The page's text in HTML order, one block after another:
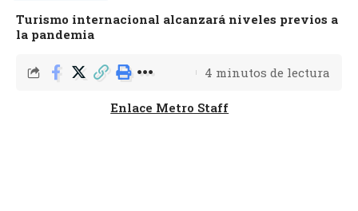
Turismo internacional alcanzará niveles previos a
la pandemia
Enlace Metro Staff
4 minutos de lectura